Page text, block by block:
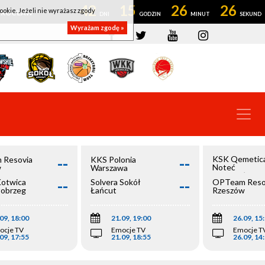
42 15 26 26
Resovia
--
--
18:00
TV
17:55
KKS Polonia
Warszawa
--
Solvera Sokół
Łańcut
--
21.09, 19:00
Emocje TV
21.09, 18:55
KSK
Noteć
Inowrocław
OPTeam
Rzeszów
26.09,
Emocje
26.09,
Jeżeli nie wyrażasz zgody
Wyrażam zgodę »